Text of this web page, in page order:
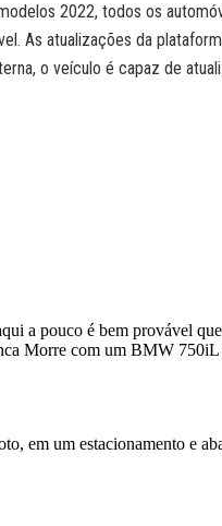
2022, todos os
As atualizações da
o veículo é capaz de